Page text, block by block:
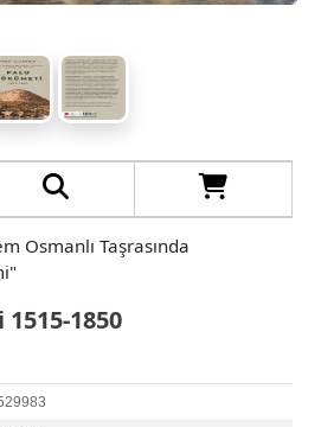
Osmanlı Taşrasında
1850